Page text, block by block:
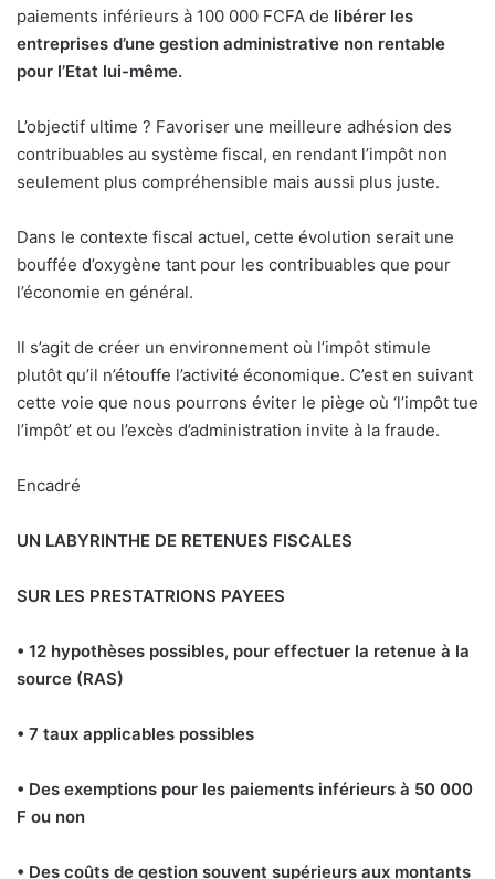
paiements inférieurs à 100 000 FCFA de libérer les
entreprises d’une gestion administrative non rentable
pour l’Etat lui-même.
L’objectif ultime ? Favoriser une meilleure adhésion des
contribuables au système fiscal, en rendant l’impôt non
seulement plus compréhensible mais aussi plus juste.
Dans le contexte fiscal actuel, cette évolution serait une
bouffée d’oxygène tant pour les contribuables que pour
l’économie en général.
Il s’agit de créer un environnement où l’impôt stimule
plutôt qu’il n’étouffe l’activité économique. C’est en suivant
cette voie que nous pourrons éviter le piège où ‘l’impôt tue
l’impôt’ et ou l’excès d’administration invite à la fraude.
Encadré
UN LABYRINTHE DE RETENUES FISCALES
SUR LES PRESTATRIONS PAYEES
• 12 hypothèses possibles, pour effectuer la retenue à la
source (RAS)
• 7 taux applicables possibles
• Des exemptions pour les paiements inférieurs à 50 000
F ou non
• Des coûts de gestion souvent supérieurs aux montants